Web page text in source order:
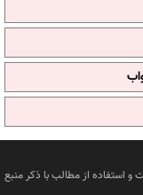
استفاده از مطالب با ذکر منبع